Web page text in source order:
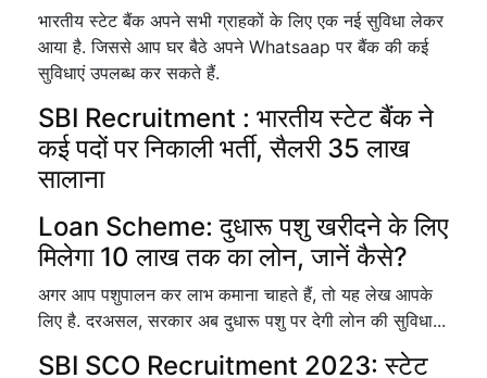
भारतीय स्टेट बैंक अपने सभी ग्राहकों के लिए एक नई सुविधा लेकर
आया है. जिससे आप घर बैठे अपने Whatsaap पर बैंक की कई
सुविधाएं उपलब्ध कर सकते हैं.
SBI Recruitment : भारतीय स्टेट बैंक ने
कई पदों पर निकाली भर्ती, सैलरी 35 लाख
सालाना
Loan Scheme: दुधारू पशु खरीदने के लिए
मिलेगा 10 लाख तक का लोन, जानें कैसे?
अगर आप पशुपालन कर लाभ कमाना चाहते हैं, तो यह लेख आपके
लिए है. दरअसल, सरकार अब दुधारू पशु पर देगी लोन की सुविधा...
SBI SCO Recruitment 2023: स्टेट